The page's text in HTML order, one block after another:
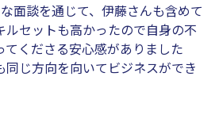
面談を通じて、伊藤さんも含めて
ルセットも高かったので自身の不
くださる安心感がありました
同じ方向を向いてビジネスができ